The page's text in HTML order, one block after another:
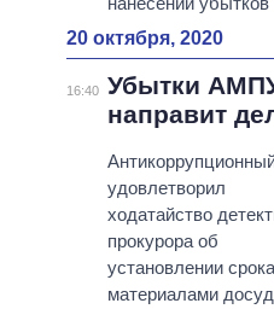
20 октября, 2020
16:40 Убытки
направит
удовлетворил
ходатайство
прокурора об
установлении
материалами